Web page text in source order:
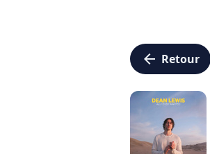
arrow_left Retour